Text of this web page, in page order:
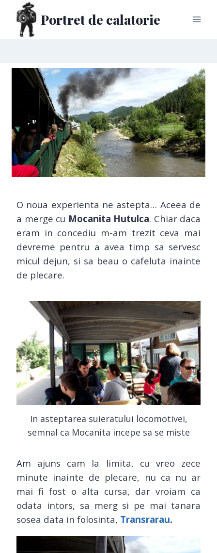
Portret de calatorie
O noua experienta ne astepta… Aceea de
a merge cu Mocanita Hutulca. Chiar daca
eram in concediu m-am trezit ceva mai
devreme pentru a avea timp sa servesc
micul dejun, si sa beau o cafeluta inainte
de plecare.
In asteptarea suieratului locomotivei,
semnal ca Mocanita incepe sa se miste
Am ajuns cam la limita, cu vreo zece
minute inainte de plecare, nu ca nu ar
mai fi fost o alta cursa, dar vroiam ca
odata intors, sa merg si pe mai tanara
sosea data in folosinta, Transrarau.